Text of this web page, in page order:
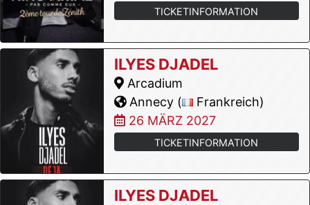
TICKETINFORMATION
ILYES DJADEL
Arcadium
Annecy (
Frankreich)
26 MÄRZ 2027
TICKETINFORMATION
ILYES DJADEL